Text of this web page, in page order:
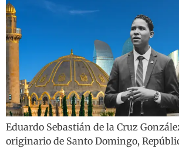
Eduardo Sebastián de la Cruz
originario de Santo Domingo,